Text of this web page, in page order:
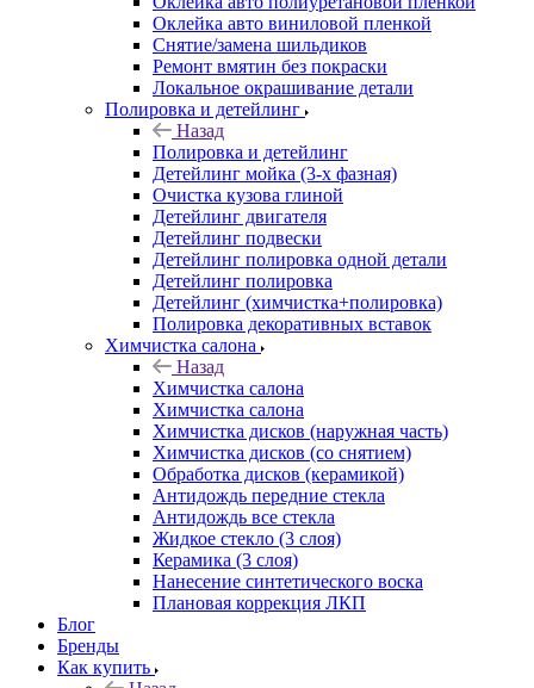
Оклейка авто виниловой пленкой
Снятие/замена шильдиков
Ремонт вмятин без покраски
Локальное окрашивание детали
Полировка и детейлинг
Назад
Полировка и детейлинг
Детейлинг мойка (3-х фазная)
Очистка кузова глиной
Детейлинг двигателя
Детейлинг подвески
Детейлинг полировка одной детали
Детейлинг полировка
Детейлинг (химчистка+полировка)
Полировка декоративных вставок
Химчистка салона
Назад
Химчистка салона
Химчистка салона
Химчистка дисков (наружная часть)
Химчистка дисков (со снятием)
Обработка дисков (керамикой)
Антидождь передние стекла
Антидождь все стекла
Жидкое стекло (3 слоя)
Керамика (3 слоя)
Нанесение синтетического воска
Плановая коррекция ЛКП
Блог
Бренды
Как купить